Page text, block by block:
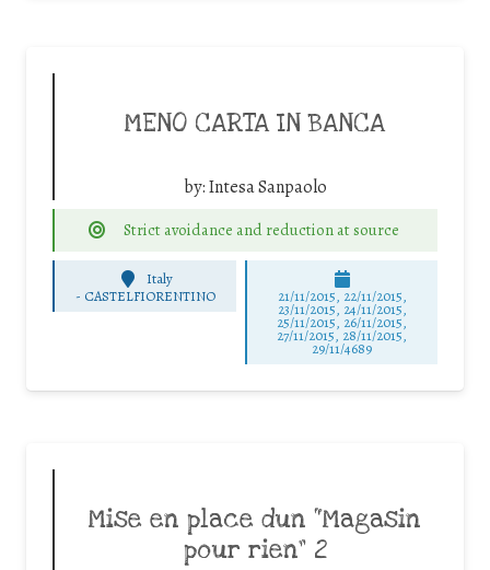
MENO CARTA IN BANCA
by:Intesa Sanpaolo
Strict avoidance and reduction at source
Italy
- CASTELFIORENTINO 21/11/2015, 22/11/2015,
23/11/2015, 24/11/2015,
25/11/2015, 26/11/2015,
27/11/2015, 28/11/2015,
29/11/4689
Mise en place dun “Magasin
pour rien” 2